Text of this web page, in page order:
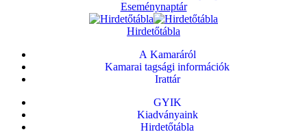
Eseménynaptár
Hirdetőtábla
A Kamaráról
Kamarai tagsági információk
Irattár
GYIK
Kiadványaink
Hirdetőtábla